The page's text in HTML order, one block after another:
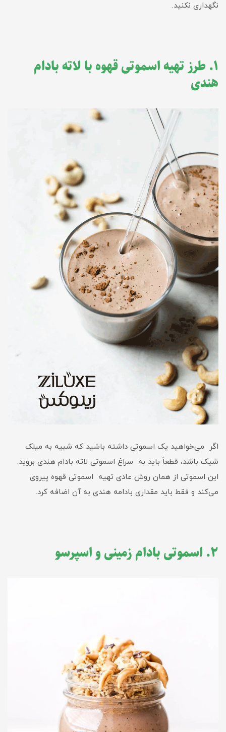
نگهداری نکنید.
۱. طرز تهیه اسموتی قهوه با لاته بادام
هندی
اگر می‌خواهید یک اسموتی داشته باشید که شبیه به میلک
شیک باشد، قطعاً باید به سراغ اسموتی لاته بادام هندی بروید.
این اسموتی از همان روش عادی تهیه اسموتی قهوه پیروی
می‌کند و فقط باید مقداری بادامه هندی به آن اضافه کرد.
۲. اسموتی بادام زمینی و اسپرسو